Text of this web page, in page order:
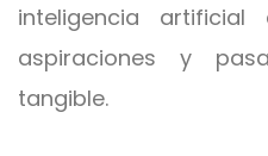
inteligencia
aspiraciones y
tangible.